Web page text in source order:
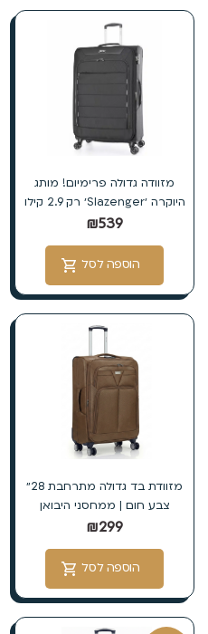
מזוודה גדולה פרימיום! מותג
היוקרה ׳Slazenger׳ רק 2.9 קילו
₪539
הוספה לסל
מזוודת בד גדולה מתרחבת 28״
צבע חום | ממחסני היבואן
₪299
הוספה לסל